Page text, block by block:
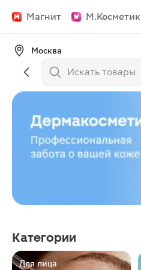
Магнит М.Косметик
Москва
Дермакосметика
Профессиональная забота
о вашей коже
Категории
Для лица